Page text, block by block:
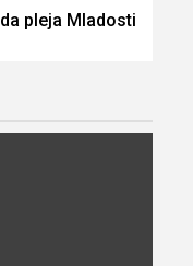
pleja Mladosti